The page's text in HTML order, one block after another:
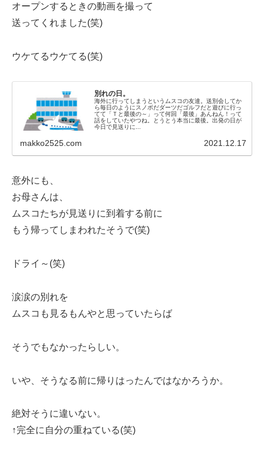
オープンするときの動画を撮って
送ってくれました(笑)
ウケてるウケてる(笑)
別れの日。
海外に行ってしまうというムスコの友達。送別会してか
ら毎日のようにスノボだダーツだゴルフだと遊びに行っ
てて「Ｔと最後の～」って何回「最後」あんねん！って
話をしていたやつね。とうとう本当に最後。出発の日が
今日で見送りに...
makko2525.com 2021.12.17
意外にも、
お母さんは、
ムスコたちが見送りに到着する前に
もう帰ってしまわれたそうで(笑)
ドライ～(笑)
涙涙の別れを
ムスコも見るもんやと思っていたらば
そうでもなかったらしい。
いや、そうなる前に帰りはったんではなかろうか。
絶対そうに違いない。
↑完全に自分の重ねている(笑)